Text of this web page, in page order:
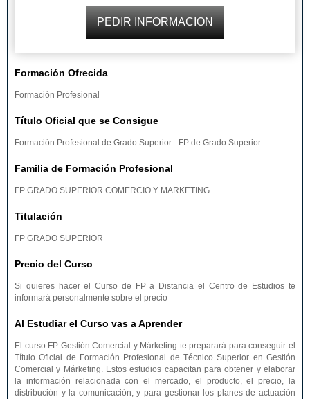
Formación Ofrecida
Formación Profesional
Título Oficial que se Consigue
Formación Profesional de Grado Superior - FP de Grado Superior
Familia de Formación Profesional
FP GRADO SUPERIOR COMERCIO Y MARKETING
Titulación
FP GRADO SUPERIOR
Precio del Curso
Si quieres hacer el Curso de FP a Distancia el Centro de Estudios te
informará personalmente sobre el precio
Al Estudiar el Curso vas a Aprender
El curso FP Gestión Comercial y Márketing te preparará para conseguir el
Título Oficial de Formación Profesional de Técnico Superior en Gestión
Comercial y Márketing. Estos estudios capacitan para obtener y elaborar
la información relacionada con el mercado, el producto, el precio, la
distribución y la comunicación, y para gestionar los planes de actuación